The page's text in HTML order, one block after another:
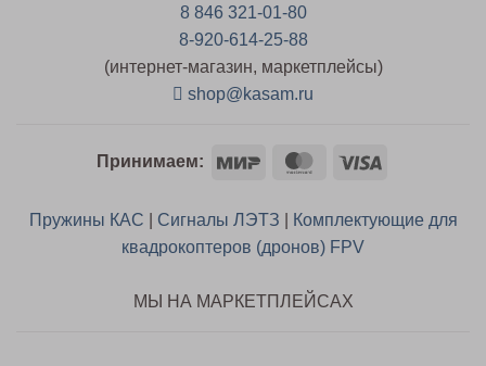
8 846 321-01-80
8-920-614-25-88
(интернет-магазин, маркетплейсы)
shop@kasam.ru
Принимаем: Mir MasterCard
Visa
Пружины КАС Сигналы ЛЭТЗ
Комплектующие для
квадрокоптеров (дронов) FPV
МЫ НА МАРКЕТПЛЕЙСАХ